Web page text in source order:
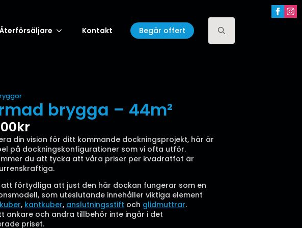
Återförsäljare Kontakt
Begär offert
brygga – 44m²
kr
din vision för ditt kommande dockningsprojekt, här är
på dockningskonfigurationer som vi ofta utför.
du att tycka att våra priser per kvadratfot är
förtydliga att just den här dockan fungerar som en
som uteslutande innehåller viktiga element
, kantkuber, anslutningsstift och glidmuttrar.
ankare och andra tillbehör inte ingår i det
priset.